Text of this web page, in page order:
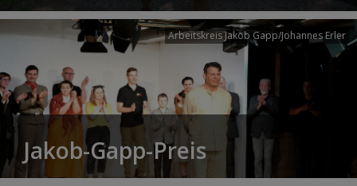
Arbeitskreis Jakob Gapp/Johannes Erler
Jakob-Gapp-Preis